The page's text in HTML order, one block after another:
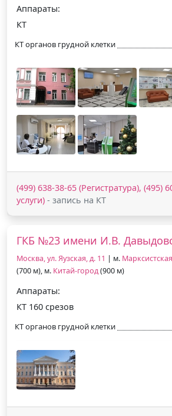
Аппараты:
КТ
КТ органов грудной клетки
(499) 638-38-65 (Регистратура), (495)
услуги) - запись на КТ
ГКБ №23 имени И.В.
Москва, ул. Яузская, д. 11 | м. Марксистская
(700 м), м. Китай-город(900 м)
Аппараты:
КТ 160 срезов
КТ органов грудной клетки